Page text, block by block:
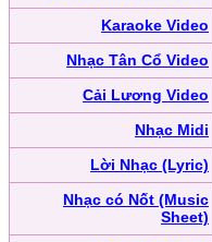
Karaoke Video
Nhạc Tân Cổ Video
Cải Lương Video
Nhạc Midi
Lời Nhạc (Lyric)
Nhạc có Nốt (Music
Sheet)